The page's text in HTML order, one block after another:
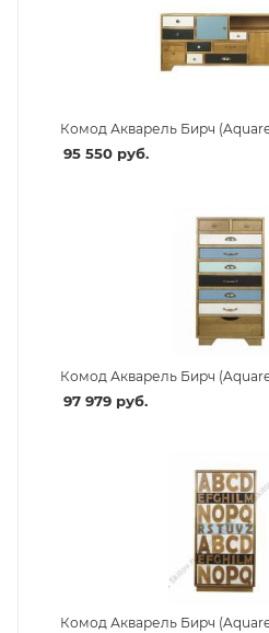
Комод Акварель Бирч
95 550руб.
Комод Акварель Бирч
97 979руб.
Комод Акварель Бирч